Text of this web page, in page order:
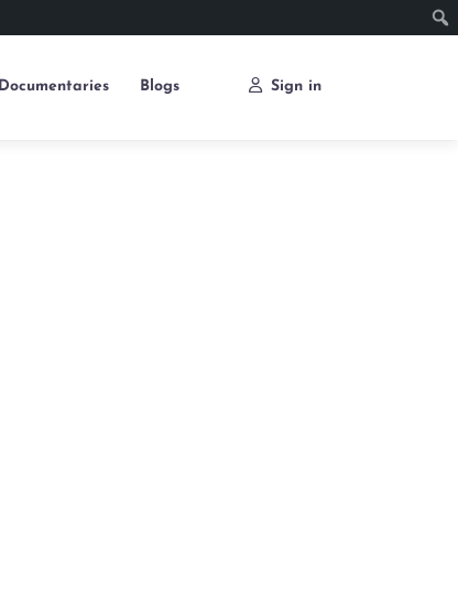
Documentaries Blogs Sign in